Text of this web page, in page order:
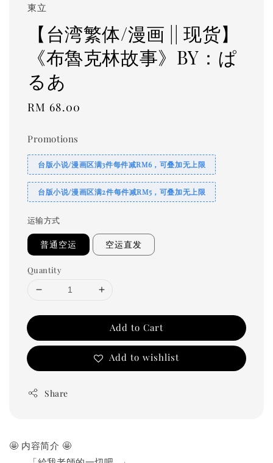
東立
【台湾繁体/漫画 || 现货】
《布魯克林故事》BY：ぱ
るあ
Regular
RM 68.00
Promotions
台版小说/漫画区满3件每件减RM6，可叠加无上限
台版小说/漫画区满2件每件减RM5，可叠加无上限
运输方式
普通空运 空运直发
Quantity
Add to Cart
Add to wishlist
Share
🤩 内容简介 🤩